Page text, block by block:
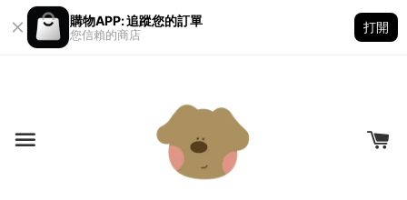
購物APP: 追蹤您的訂單
您信賴的商店
打開